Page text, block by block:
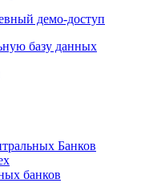
демо-доступ
базу данных
Банков
банков